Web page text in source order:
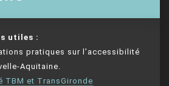
utiles :
pratiques sur l’accessibilité
Aquitaine.
TBM et TransGironde